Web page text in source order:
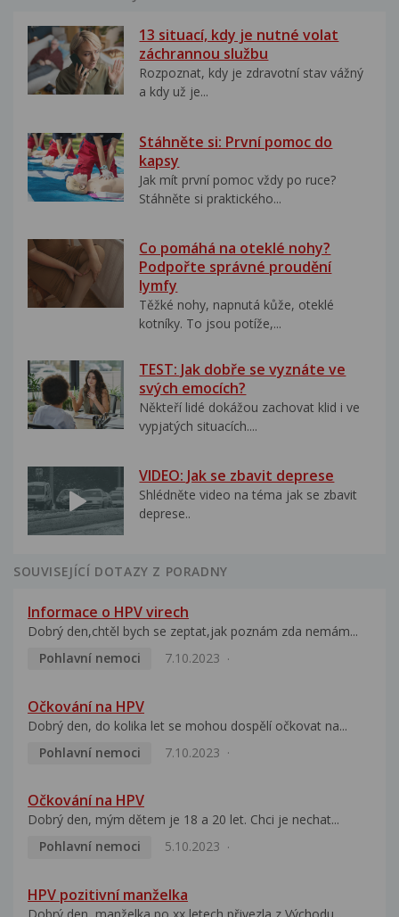
13 situací, kdy je nutné volat
záchrannou službu
Rozpoznat, kdy je zdravotní stav vážný
a kdy už je...
Stáhněte si: První pomoc do
kapsy
Jak mít první pomoc vždy po ruce?
Stáhněte si praktického...
Co pomáhá na oteklé nohy?
Podpořte správné proudění
lymfy
Těžké nohy, napnutá kůže, oteklé
kotníky. To jsou potíže,...
TEST: Jak dobře se vyznáte ve
svých emocích?
Někteří lidé dokážou zachovat klid i ve
vypjatých situacích....
VIDEO: Jak se zbavit deprese
Shlédněte video na téma jak se zbavit
deprese..
SOUVISEJÍCÍ DOTAZY Z PORADNY
Informace o HPV virech
Dobrý den,chtěl bych se zeptat,jak poznám zda nemám...
Pohlavní nemoci
7.10.2023
Očkování na HPV
Dobrý den, do kolika let se mohou dospělí očkovat na...
Pohlavní nemoci
7.10.2023
Očkování na HPV
Dobrý den, mým dětem je 18 a 20 let. Chci je nechat...
Pohlavní nemoci
5.10.2023
HPV pozitivní manželka